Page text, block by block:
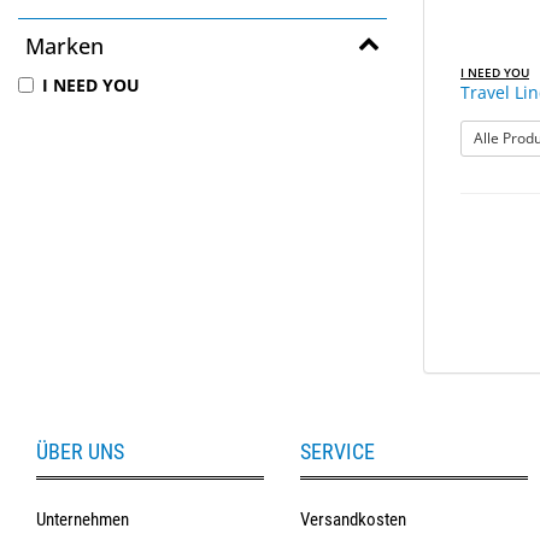
Marken
I NEED YOU
I NEED YOU
Travel
Alle
ÜBER UNS
Unternehmen
SERVICE
Versandkosten